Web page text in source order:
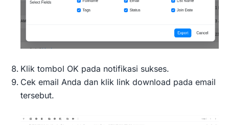
Klik tombol OK pada notifikasi sukses.
Cek email Anda dan klik link download pada email
tersebut.